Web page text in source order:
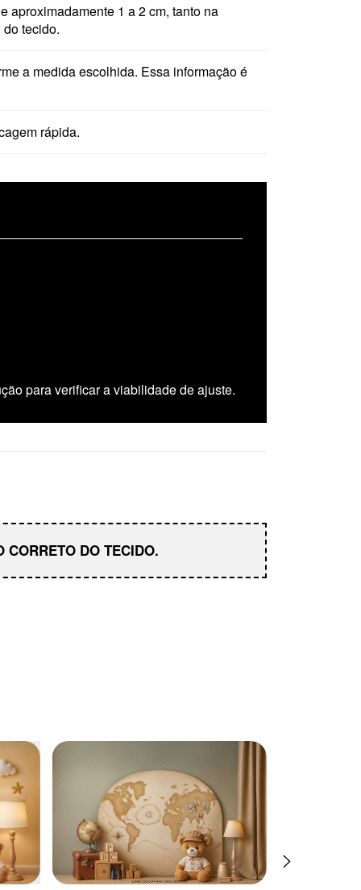
aproximadamente 1 a 2 cm, tanto na
tecido.
a medida escolhida. Essa informação é
rápida.
para verificar a viabilidade de ajuste.
CORRETO DO TECIDO.